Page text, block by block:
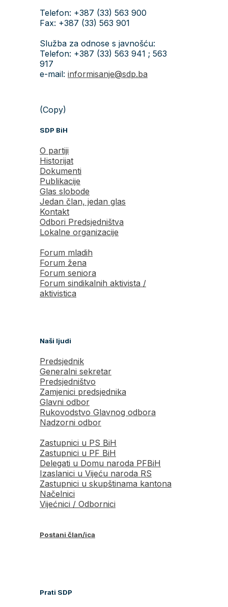
Telefon: +387 (33) 563 900
Fax: +387 (33) 563 901
Služba za odnose s javnošću:
Telefon: +387 (33) 563 941 ; 563
917
e-mail: informisanje@sdp.ba
(Copy)
SDP BiH
O partiji
Historijat
Dokumenti
Publikacije
Glas slobode
Jedan član, jedan glas
Kontakt
Odbori Predsjedništva
Lokalne organizacije
Forum mladih
Forum žena
Forum seniora
Forum sindikalnih aktivista /
aktivistica
Naši ljudi
Predsjednik
Generalni sekretar
Predsjedništvo
Zamjenici predsjednika
Glavni odbor
Rukovodstvo Glavnog odbora
Nadzorni odbor
Zastupnici u PS BiH
Zastupnici u PF BiH
Delegati u Domu naroda PFBiH
Izaslanici u Vijeću naroda RS
Zastupnici u skupštinama kantona
Načelnici
Vijećnici / Odbornici
Postani član/ica
Prati SDP